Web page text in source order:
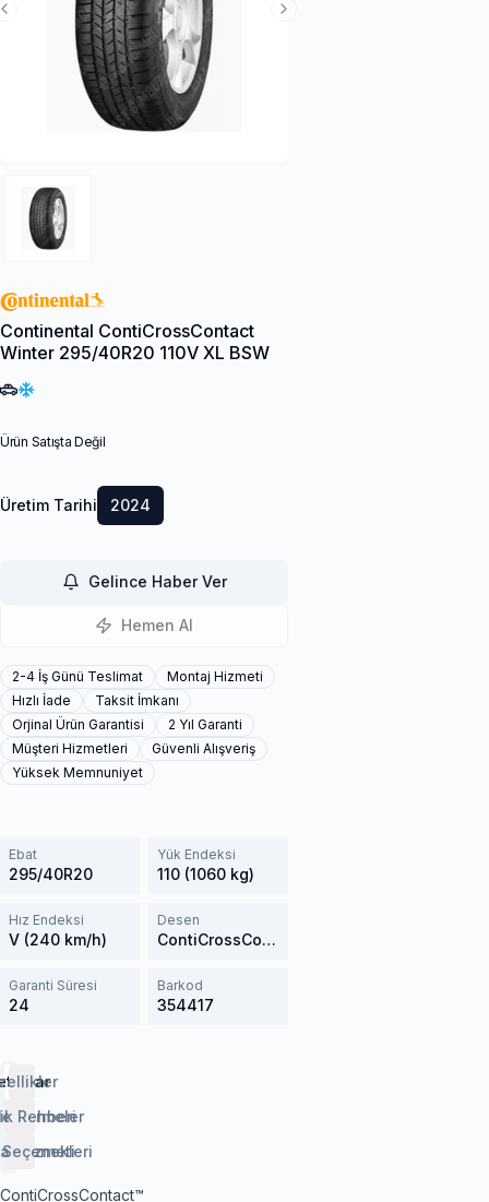
Next Slide
Previous Slide
Continental ContiCrossContact
Winter 295/40R20 110V XL BSW
Ürün Satışta Değil
Üretim Tarihi 2024
Gelince Haber Ver
Hemen Al
2-4 İş Günü Teslimat
Montaj Hizmeti
Hızlı İade
Taksit İmkanı
Orjinal Ürün Garantisi
2 Yıl Garanti
Müşteri Hizmetleri
Güvenli Alışveriş
Yüksek Memnuniyet
Ebat
295/40R20
Yük Endeksi
110 (1060 kg)
Hız Endeksi
V (240 km/h)
Desen
ContiCrossContact Winter
Garanti Süresi
24
Barkod
354417
Rehberi
Hizmeti
ContiCrossContact™